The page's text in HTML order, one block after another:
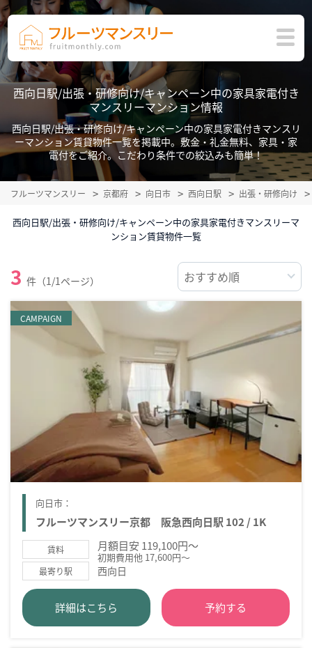
西向日駅/出張・研修向け/キャンペーン中の家具家電付き
マンスリーマンション情報
西向日駅/出張・研修向け/キャンペーン中の家具家電付きマンスリ
ーマンション賃貸物件一覧を掲載中。敷金・礼金無料、家具・家
電付をご紹介。こだわり条件での絞込みも簡単！
フルーツマンスリー 京都府 向日市 西向日駅 出張・研修向け
西向日駅/出張・研修向け/キャンペーン中の家具家電付きマンスリーマ
ンション賃貸物件一覧
3 件（1/1ページ）
CAMPAIGN
向日市：
フルーツマンスリー京都 阪急西向日駅 102 / 1K
賃料 月額目安 119,100円～
初期費用他 17,600円～
最寄り駅 西向日
詳細はこちら 予約する